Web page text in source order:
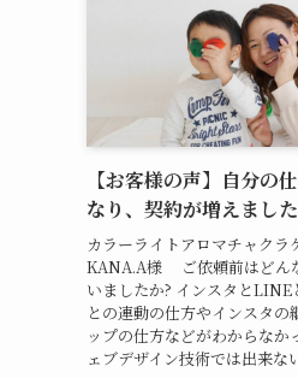
【お客様の声】自分の
なり、契約が増えました
カラーライトアロマチャクラ
KANA.A様 ご依頼前はどん
いましたか? インスタとLINE
との連動の仕方やインスタの
ップの仕方などがわからなか
ェブデザイン技術では出来な